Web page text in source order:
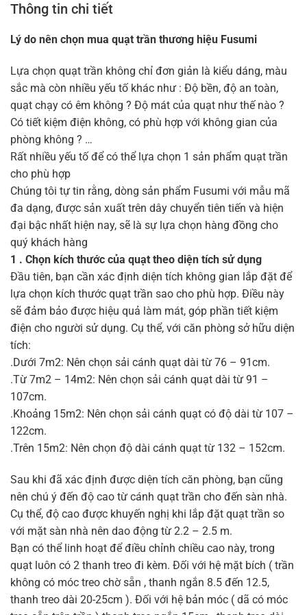
Thông tin chi tiết
Lý do nên chọn mua quạt trần thương hiệu Fusumi
Lựa chọn quạt trần không chỉ đơn giản là kiểu dáng, màu
sắc mà còn nhiều yếu tố khác như : Độ bền, độ an toàn,
quạt chạy có êm không ? Độ mát của quạt như thế nào ?
Có tiết kiệm điện không, có phù hợp với không gian của
phòng không ? …
Rất nhiều yếu tố để có thể lựa chọn 1 sản phẩm quạt trần
cho phù hợp
Chúng tôi tự tin rằng, dòng sản phẩm Fusumi với mẫu mã
đa dạng, được sản xuất trên dây chuyển tiên tiến và hiện
đại bậc nhất hiện nay, sẽ là sự lựa chọn hàng đồng cho
quý khách hàng
1 . Chọn kích thước của quạt theo diện tích sử dụng
Đầu tiên, bạn cần xác định diện tích không gian lắp đặt để
lựa chọn kích thước quạt trần sao cho phù hợp. Điều này
sẽ đảm bảo được hiệu quả làm mát, góp phần tiết kiệm
điện cho người sử dụng. Cụ thể, với căn phòng sở hữu diện
tích:
.Dưới 7m2: Nên chọn sải cánh quạt dài từ 76 – 91cm.
.Từ 7m2 – 14m2: Nên chọn sải cánh quạt dài từ 91 –
107cm.
.Khoảng 15m2: Nên chọn sải cánh quạt có độ dài từ 107 –
122cm.
.Trên 15m2: Nên chọn độ dài cánh quạt từ 132 – 152cm.
Sau khi đã xác định được diện tích căn phòng, bạn cũng
nên chú ý đến độ cao từ cánh quạt trần cho đến sàn nhà.
Cụ thể, độ cao được khuyến nghị khi lắp đặt quạt trần so
với mặt sàn nhà nên dao động từ 2.2 – 2.5 m.
Bạn có thể linh hoạt để điều chỉnh chiều cao này, trong
quạt luôn có 2 thanh treo đi kèm. Đối với hệ mặt bích ( trần
không có móc treo chờ sẵn , thanh ngắn 8.5 đến 12.5,
thanh treo dài 20-25cm ). Đối với hệ bản móc ( dã có móc